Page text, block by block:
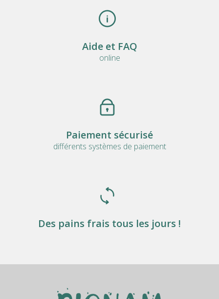
Aide et FAQ
online
Paiement sécurisé
différents systèmes de paiement
Des pains frais tous les jours !